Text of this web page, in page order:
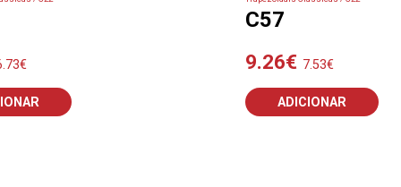
€
C57
9.26€ 7.53€
ADICIONAR